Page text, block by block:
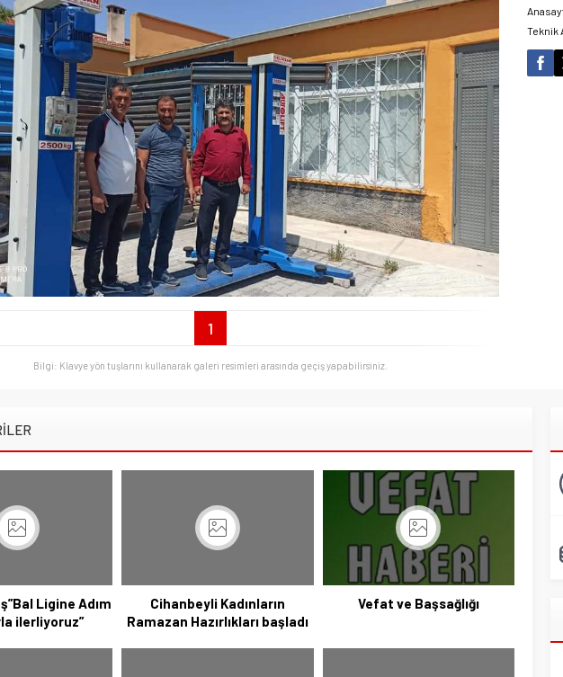
1
Bilgi: Klavye yön tuşlarını kullanarak galeri resimleri arasında geçiş yapabilirsiniz.
Teknik
Ligine Adım
ilerliyoruz”
Cihanbeyli Kadınların
Ramazan Hazırlıkları başladı
Vefat ve Başsağlığı